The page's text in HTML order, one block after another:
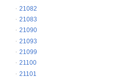
21082
21083
21090
21093
21099
21100
21101